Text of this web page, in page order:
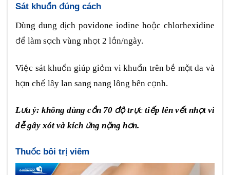
Sát khuẩn đúng cách
Dùng dung dịch povidone iodine hoặc chlorhexidine
để làm sạch vùng nhọt 2 lần/ngày.
Việc sát khuẩn giúp giảm vi khuẩn trên bề mặt da và
hạn chế lây lan sang nang lông bên cạnh.
Lưu ý: không dùng cồn 70 độ trực tiếp lên vết nhọt vì
dễ gây xót và kích ứng nặng hơn.
Thuốc bôi trị viêm